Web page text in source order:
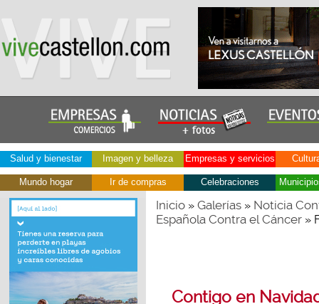
Salud y bienestar Imagen y belleza Empresas y servicios
Mundo hogar Ir de compras Celebraciones
Inicio» Galerías» Noticia
Española Contra el Cáncer»
Contigo en